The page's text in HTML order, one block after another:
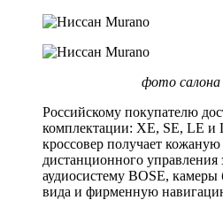
фото салона
Российскому покупателю
комплектации: XE, SE, LE и
кроссовер получает
дистанционного управления
аудиосистему BOSE, камеры
вида и фирменную